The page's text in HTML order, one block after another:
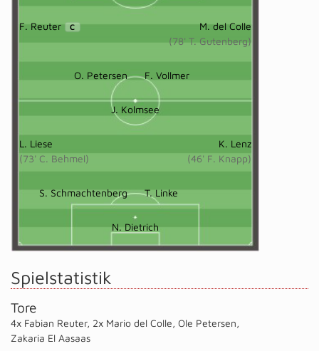
F. Reuter C
M. del Colle
(78' T. Gutenberg)
O. Petersen F. Vollmer
J. Kolmsee
L. Liese
(73' C. Behmel)
K. Lenz
(46' F. Knapp)
S. Schmachtenberg T. Linke
N. Dietrich
Spielstatistik
Tore
4x Fabian Reuter, 2x Mario del Colle, Ole Petersen,
Zakaria El Aasaas